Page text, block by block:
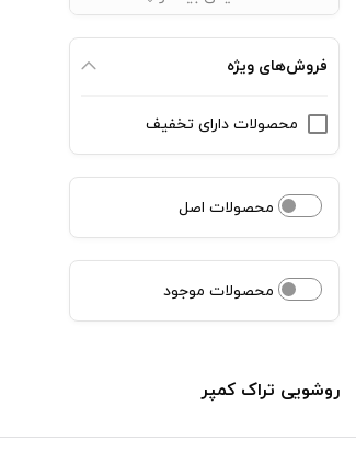
فروش‌های ویژه
محصولات دارای تخفیف
محصولات اصل
محصولات موجود
روشویی تراک کمپر